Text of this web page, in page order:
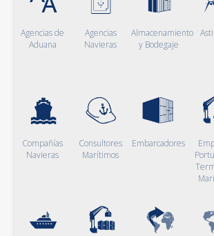
Agencias de
Aduana
Agencias
Navieras
Almacenamiento
y Bodegaje
Compañías
Navieras
Consultores
Marítimos
Embarcadores